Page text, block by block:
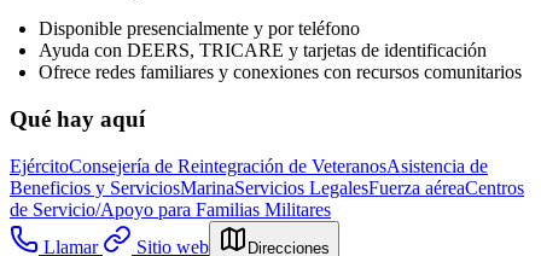
Disponible presencialmente y por teléfono
Ayuda con DEERS, TRICARE y tarjetas de identificación
Ofrece redes familiares y conexiones con recursos comunitarios
Qué hay aquí
EjércitoConsejería de Reintegración de VeteranosAsistencia de
Beneficios y ServiciosMarinaServicios LegalesFuerza aéreaCentros
de Servicio/Apoyo para Familias Militares
Llamar
Sitio web Direcciones